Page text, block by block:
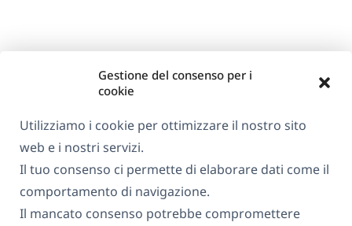
Gestione del consenso per i
cookie
Utilizziamo i cookie per ottimizzare il nostro sito
web e i nostri servizi.
Il tuo consenso ci permette di elaborare dati come il
comportamento di navigazione.
Il mancato consenso potrebbe compromettere